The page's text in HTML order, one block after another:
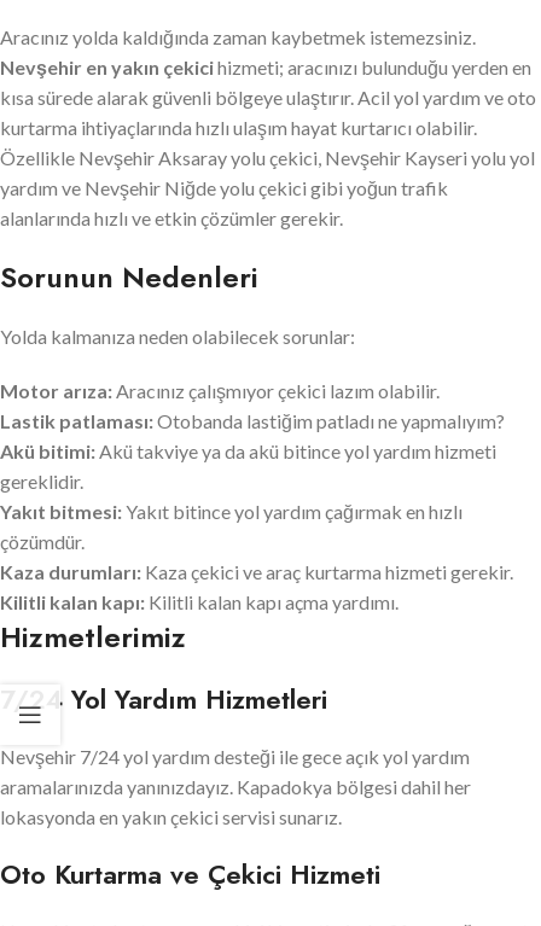
Aracınız yolda kaldığında zaman kaybetmek istemezsiniz.
Nevşehir en yakın çekicihizmeti; aracınızı bulunduğu yerden en
kısa sürede alarak güvenli bölgeye ulaştırır. Acil yol yardım ve oto
kurtarma ihtiyaçlarında hızlı ulaşım hayat kurtarıcı olabilir.
Özellikle Nevşehir Aksaray yolu çekici, Nevşehir Kayseri yolu yol
yardım ve Nevşehir Niğde yolu çekici gibi yoğun trafik
alanlarında hızlı ve etkin çözümler gerekir.
Sorunun Nedenleri
Yolda kalmanıza neden olabilecek sorunlar:
Motor arıza: Aracınız çalışmıyor çekici lazım olabilir.
Lastik patlaması:Otobanda lastiğim patladı ne yapmalıyım?
Akü bitimi: Akü takviye ya da akü bitince yol yardım hizmeti
gereklidir.
Yakıt bitmesi:Yakıt bitince yol yardım çağırmak en hızlı
çözümdür.
Kaza durumları: Kaza çekici ve araç kurtarma hizmeti gerekir.
Kilitli kalan kapı: Kilitli kalan kapı açma yardımı.
Hizmetlerimiz
7/24 Yol Yardım Hizmetleri
Nevşehir 7/24 yol yardım desteği ile gece açık yol yardım
aramalarınızda yanınızdayız. Kapadokya bölgesi dahil her
lokasyonda en yakın çekici servisi sunarız.
Oto Kurtarma ve Çekici Hizmeti